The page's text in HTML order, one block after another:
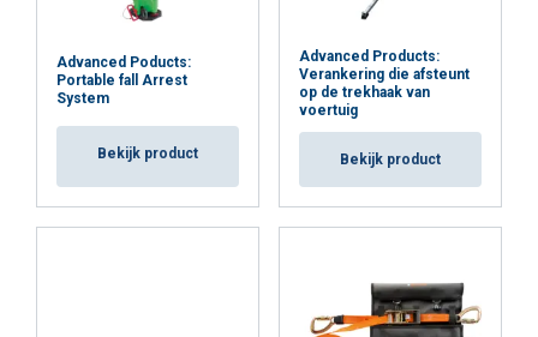
Advanced Poducts:
Portable fall Arrest
System
Bekijk product
Advanced Products:
Verankering die afsteunt
op de trekhaak van
voertuig
Bekijk product